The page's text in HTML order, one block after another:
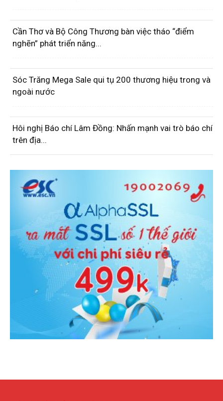
Cần Thơ và Bộ Công Thương bàn việc tháo “điểm
nghẽn” phát triển năng...
Sóc Trăng Mega Sale qui tụ 200 thương hiệu trong và
ngoài nước
Hôi nghị Báo chí Lâm Đồng: Nhấn mạnh vai trò báo chí
trên địa...